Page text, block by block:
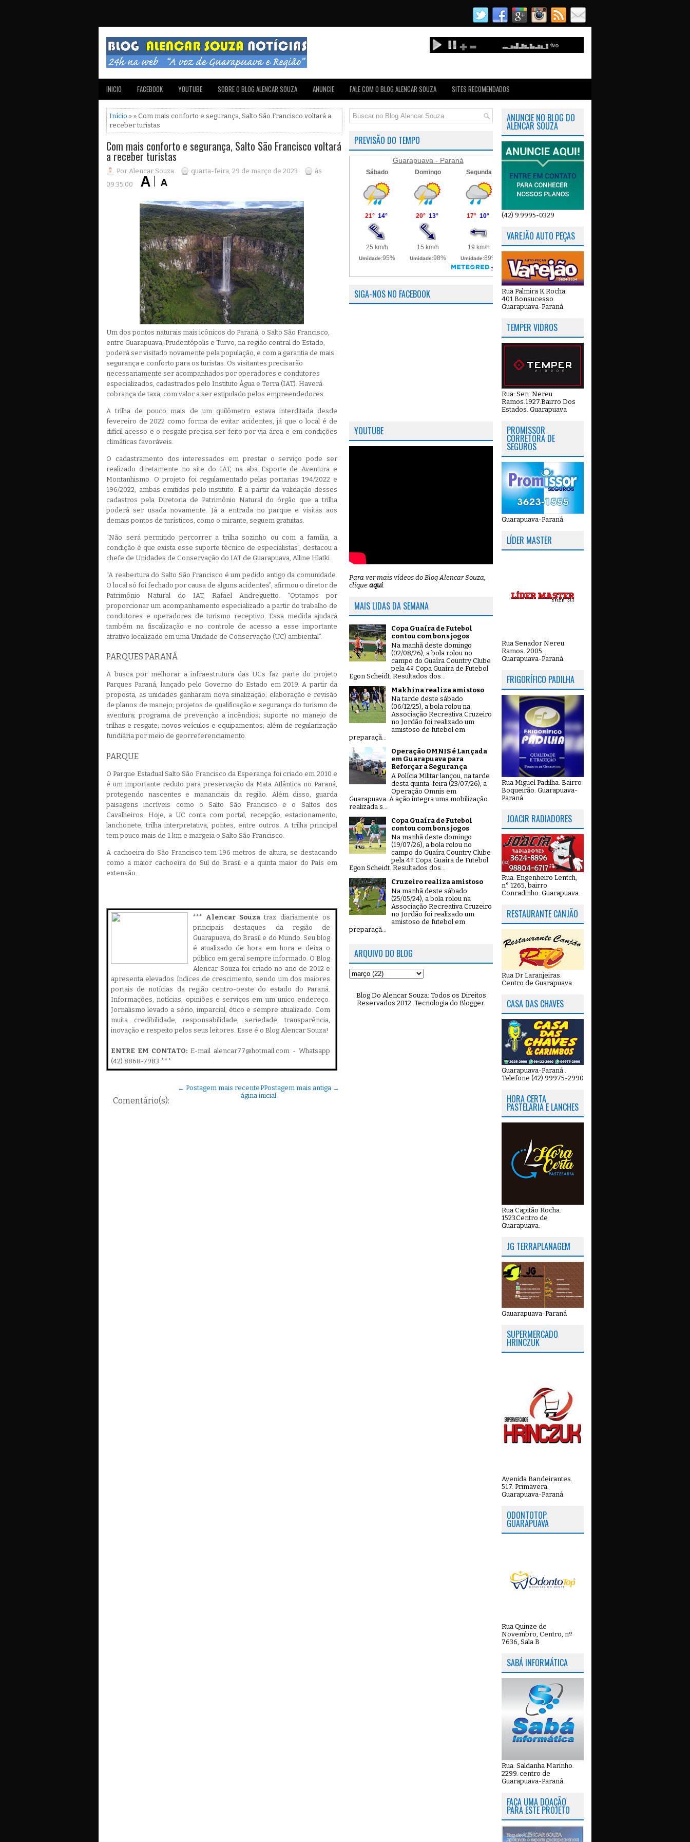
INICIO FACEBOOK YOUTUBE SOBRE O BLOG ALENCAR SOUZA ANUNCIE FALE COM O BLOG ALENCAR SOUZA SITES RECOMENDADOS
Início » » Com mais conforto e segurança, Salto São Francisco voltará a
receber turistas
Com mais conforto e segurança, Salto São Francisco voltará
a receber turistas
Por Alencar Souza quarta-feira, 29 de março de 2023
às
09:35:00
Um dos pontos naturais mais icônicos do Paraná, o Salto São Francisco,
entre Guarapuava, Prudentópolis e Turvo, na região central do Estado,
poderá ser visitado novamente pela população, e com a garantia de mais
segurança e conforto para os turistas. Os visitantes precisarão
necessariamente ser acompanhados por operadores e condutores
especializados, cadastrados pelo Instituto Água e Terra (IAT). Haverá
cobrança de taxa, com valor a ser estipulado pelos empreendedores.
A trilha de pouco mais de um quilômetro estava interditada desde
fevereiro de 2022 como forma de evitar acidentes, já que o local é de
difícil acesso e o resgate precisa ser feito por via área e em condições
climáticas favoráveis.
O cadastramento dos interessados em prestar o serviço pode ser
realizado diretamente no site do IAT, na aba Esporte de Aventura e
Montanhismo. O projeto foi regulamentado pelas portarias 194/2022 e
196/2022, ambas emitidas pelo instituto. É a partir da validação desses
cadastros pela Diretoria de Patrimônio Natural do órgão que a trilha
poderá ser usada novamente. Já a entrada no parque e visitas aos
demais pontos de turísticos, como o mirante, seguem gratuitas.
“Não será permitido percorrer a trilha sozinho ou com a família, a
condição é que exista esse suporte técnico de especialistas”, destacou a
chefe de Unidades de Conservação do IAT de Guarapuava, Alline Hlatki.
“A reabertura do Salto São Francisco é um pedido antigo da comunidade.
O local só foi fechado por causa de alguns acidentes”, afirmou o diretor de
Patrimônio Natural do IAT, Rafael Andreguetto. “Optamos por
proporcionar um acompanhamento especializado a partir do trabalho de
condutores e operadores de turismo receptivo. Essa medida ajudará
também na fiscalização e no controle de acesso a esse importante
atrativo localizado em uma Unidade de Conservação (UC) ambiental”.
PARQUES PARANÁ
A busca por melhorar a infraestrutura das UCs faz parte do projeto
Parques Paraná, lançado pelo Governo do Estado em 2019. A partir da
proposta, as unidades ganharam nova sinalização; elaboração e revisão
de planos de manejo; projetos de qualificação e segurança do turismo de
aventura; programa de prevenção a incêndios; suporte no manejo de
trilhas e resgate; novos veículos e equipamentos; além de regularização
fundiária por meio de georreferenciamento.
PARQUE
O Parque Estadual Salto São Francisco da Esperança foi criado em 2010 e
é um importante reduto para preservação da Mata Atlântica no Paraná,
protegendo nascentes e mananciais da região. Além disso, guarda
paisagens incríveis como o Salto São Francisco e o Saltos dos
Cavalheiros. Hoje, a UC conta com portal, recepção, estacionamento,
lanchonete, trilha interpretativa, pontes, entre outros. A trilha principal
tem pouco mais de 1 km e margeia o Salto São Francisco.
A cachoeira do São Francisco tem 196 metros de altura, se destacando
como a maior cachoeira do Sul do Brasil e a quinta maior do País em
extensão.
*** Alencar Souza traz diariamente os
principais destaques da região de
Guarapuava, do Brasil e do Mundo. Seu blog
é atualizado de hora em hora e deixa o
público em geral sempre informado. O Blog
Alencar Souza foi criado no ano de 2012 e
apresenta elevados índices de crescimento, sendo um dos maiores
portais de notícias da região centro-oeste do estado do Paraná.
Informações, notícias, opiniões e serviços em um unico endereço.
Jornalismo levado a sério, imparcial, ético e sempre atualizado. Com
muita credibilidade, responsabilidade, seriedade, transparência,
inovação e respeito pelos seus leitores. Esse é o Blog Alencar Souza!
ENTRE EM CONTATO: E-mail alencar77@hotmail.com - Whatsapp
(42) 8868-7983 ***
Comentário(s):
← Postagem mais recente Postagem mais antiga →
P
ágina inicial
PREVISÃO DO TEMPO
Guarapuava - Paraná
SIGA-NOS NO FACEBOOK
YOUTUBE
Para ver mais vídeos do Blog Alencar Souza,
clique aqui.
MAIS LIDAS DA SEMANA
Copa Guaíra de Futebol
contou com bons jogos
Na manhã deste domingo
(02/08/26), a bola rolou no
campo do Guaíra Country Clube
pela 4º Copa Guaíra de Futebol
Egon Scheidt. Resultados dos...
Makhina realiza amistoso
Na tarde deste sábado
(06/12/25), a bola rolou na
Associação Recreativa Cruzeiro
no Jordão foi realizado um
amistoso de futebol em
preparaçã...
Operação OMNIS é Lançada
em Guarapuava para
Reforçar a Segurança
A Polícia Militar lançou, na tarde
desta quinta-feira (23/07/26), a
Operação Omnis em
Guarapuava. A ação integra uma mobilização
realizada s...
Copa Guaíra de Futebol
contou com bons jogos
Na manhã deste domingo
(19/07/26), a bola rolou no
campo do Guaíra Country Clube
pela 4º Copa Guaíra de Futebol
Egon Scheidt. Resultados dos...
Cruzeiro realiza amistoso
Na manhã deste sábado
(25/05/24), a bola rolou na
Associação Recreativa Cruzeiro
no Jordão foi realizado um
amistoso de futebol em
preparaçã...
ARQUIVO DO BLOG
Blog Do Alencar Souza: Todos os Direitos
Reservados 2012. Tecnologia do Blogger.
ANUNCIE NO BLOG DO
ALENCAR SOUZA
(42) 9.9995-0329
VAREJÃO AUTO PEÇAS
Rua Palmira K.Rocha.
401.Bonsucesso.
Guarapuava-Paraná
TEMPER VIDROS
Rua: Sen. Nereu
Ramos.1927.Bairro Dos
Estados. Guarapuava
PROMISSOR
CORRETORA DE
SEGUROS
Guarapuava-Paraná
LÍDER MASTER
Rua Senador Nereu
Ramos. 2005.
Guarapuava-Paraná
FRIGORÍFICO PADILHA
Rua Miguel Padilha. Bairro
Boqueirão. Guarapuava-
Paraná
JOACIR RADIADORES
Rua: Engenheiro Lentch,
n° 1265, bairro
Conradinho. Guarapuava.
RESTAURANTE CANJÃO
Rua Dr Laranjeiras.
Centro de Guarapuava
CASA DAS CHAVES
Guarapuava-Paraná .
Telefone (42) 99975-2990
HORA CERTA
PASTELARIA E LANCHES
Rua Capitão Rocha.
1523.Centro de
Guarapuava.
JG TERRAPLANAGEM
Gauarapuava-Paraná
SUPERMERCADO
HRINCZUK
Avenida Bandeirantes.
517. Primavera.
Guarapuava-Paraná
ODONTOTOP
GUARAPUAVA
Rua Quinze de
Novembro, Centro, nº
7636, Sala B
SABÁ INFORMÁTICA
Rua: Saldanha Marinho.
2299. centro de
Guarapuava-Paraná
FAÇA UMA DOAÇÃO
PARA ESTE PROJETO